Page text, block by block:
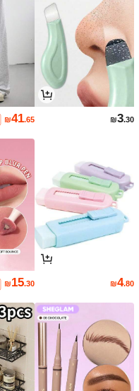
₪3.30
₪41.65
₪4.80
₪15.30